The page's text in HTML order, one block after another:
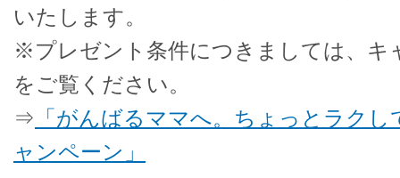
いたします。
※プレゼント条件につきましては、キ
をご覧ください。
⇒ 「がんばるママへ。ちょっとラク
ャンペーン」